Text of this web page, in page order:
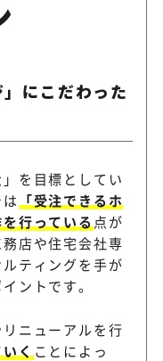
」にこだわった
を目標としてい
「受注できるホ
行っている 点が
店や住宅会社専
ティングを手が
ントです。
ニューアルを行
く ことによっ